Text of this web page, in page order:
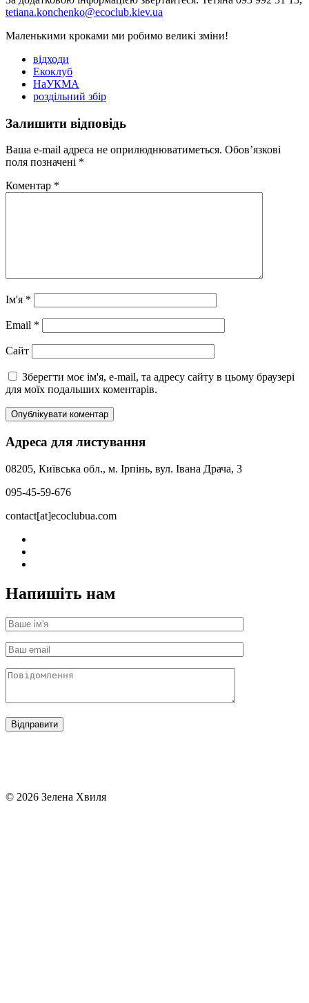
tetiana.konchenko@ecoclub.kiev.ua
Маленькими кроками ми робимо великі зміни!
відходи
Екоклуб
НаУКМА
роздільний збір
Залишити відповідь
Ваша e-mail адреса не оприлюднюватиметься. Обов’язкові
поля позначені *
Коментар *
Ім'я *
Email *
Сайт
Зберегти моє ім'я, e-mail, та адресу сайту в цьому браузері
для моїх подальших коментарів.
Адреса для листування
08205, Київська обл., м. Ірпінь, вул. Івана Драча, 3
095-45-59-676
contact[at]ecoclubua.com
Напишіть нам
© 2026 Зелена Хвиля